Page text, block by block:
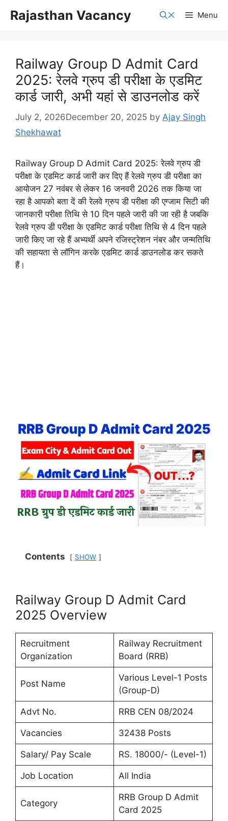
Rajasthan Vacancy Menu
Railway Group D Admit Card
2025: रेलवे ग्रुप डी परीक्षा के एडमिट
कार्ड जारी, अभी यहां से डाउनलोड करें
July 2, 2026December 20, 2025 by Ajay Singh
Shekhawat
Railway Group D Admit Card 2025: रेलवे ग्रुप डी
परीक्षा के एडमिट कार्ड जारी कर दिए हैं रेलवे ग्रुप डी परीक्षा का
आयोजन 27 नवंबर से लेकर 16 जनवरी 2026 तक किया जा
रहा है आपको बता दें की रेलवे ग्रुप डी परीक्षा की एग्जाम सिटी की
जानकारी परीक्षा तिथि से 10 दिन पहले जारी की जा रही है जबकि
रेलवे ग्रुप डी परीक्षा के एडमिट कार्ड परीक्षा तिथि से 4 दिन पहले
जारी किए जा रहे हैं अभ्यर्थी अपने रजिस्ट्रेशन नंबर और जन्मतिथि
की सहायता से लॉगिन करके एडमिट कार्ड डाउनलोड कर सकते
हैं।
Contents SHOW
Railway Group D Admit Card
2025 Overview
Recruitment
Organization
Railway Recruitment
Board (RRB)
Post Name
Various Level-1 Posts
(Group-D)
Advt No. RRB CEN 08/2024
Vacancies 32438 Posts
Salary/ Pay Scale RS. 18000/- (Level-1)
Job Location All India
Category
RRB Group D Admit
Card 2025